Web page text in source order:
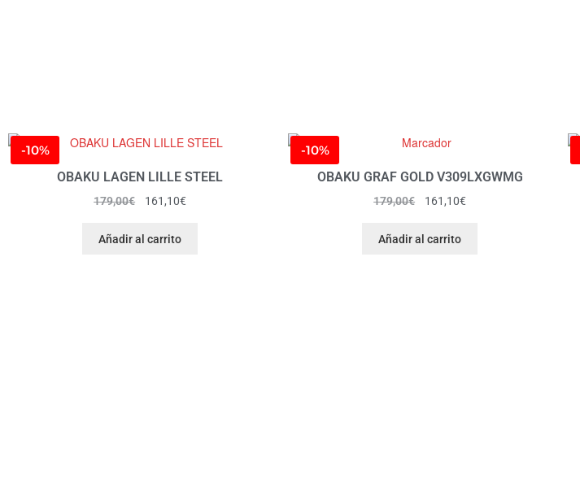
-10%
OBAKU LAGEN LILLE STEEL
179,00€ 161,10€
Añadir al carrito
-10%
OBAKU GRAF GOLD V309LXGWMG
179,00€ 161,10€
Añadir al carrito